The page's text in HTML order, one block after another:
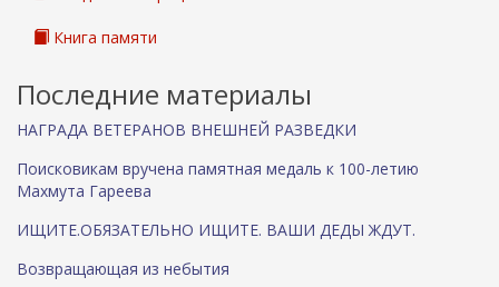
Книга памяти
Последние материалы
НАГРАДА ВЕТЕРАНОВ ВНЕШНЕЙ РАЗВЕДКИ
Поисковикам вручена памятная медаль к 100-летию
Махмута Гареева
ИЩИТЕ.ОБЯЗАТЕЛЬНО ИЩИТЕ. ВАШИ ДЕДЫ ЖДУТ.
Возвращающая из небытия